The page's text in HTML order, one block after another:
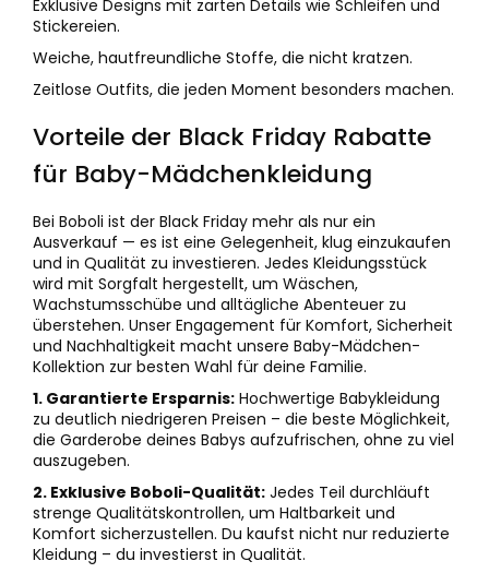
Exklusive Designs mit zarten Details wie Schleifen und
Stickereien.
Weiche, hautfreundliche Stoffe, die nicht kratzen.
Zeitlose Outfits, die jeden Moment besonders machen.
Vorteile der Black Friday Rabatte
für Baby-Mädchenkleidung
Bei Boboli ist der Black Friday mehr als nur ein
Ausverkauf — es ist eine Gelegenheit, klug einzukaufen
und in Qualität zu investieren. Jedes Kleidungsstück
wird mit Sorgfalt hergestellt, um Wäschen,
Wachstumsschübe und alltägliche Abenteuer zu
überstehen. Unser Engagement für Komfort, Sicherheit
und Nachhaltigkeit macht unsere Baby-Mädchen-
Kollektion zur besten Wahl für deine Familie.
1. Garantierte Ersparnis: Hochwertige Babykleidung
zu deutlich niedrigeren Preisen – die beste Möglichkeit,
die Garderobe deines Babys aufzufrischen, ohne zu viel
auszugeben.
2. Exklusive Boboli-Qualität: Jedes Teil durchläuft
strenge Qualitätskontrollen, um Haltbarkeit und
Komfort sicherzustellen. Du kaufst nicht nur reduzierte
Kleidung – du investierst in Qualität.